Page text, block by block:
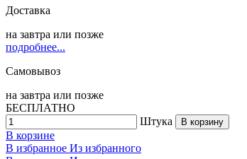
Доставка
на завтра или позже
подробнее...
Самовывоз
на завтра или позже
БЕСПЛАТНО
Штука
В корзину
В корзине
В избранное Из избранного